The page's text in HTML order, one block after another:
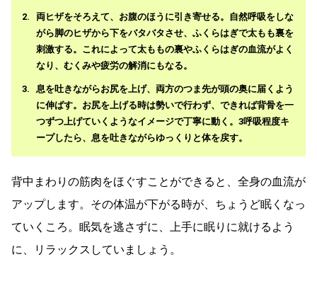
両ヒザをそろえて、お腹のほうに引き寄せる。自然呼吸をしな
がら脚のヒザから下をバタバタさせ、ふくらはぎで太もも裏を
刺激する。これによって太ももの裏やふくらはぎの血流がよく
なり、むくみや疲労の解消にもなる。
息を吐きながらお尻を上げ、両方のつま先が頭の奥に届くよう
に伸ばす。お尻を上げる時は勢いで行わず、できれば背骨を一
つずつ上げていくようなイメージで丁寧に動く。3呼吸程度キ
ープしたら、息を吐きながらゆっくりと体を戻す。
背中まわりの筋肉をほぐすことができると、全身の血流が
アップします。その体温が下がる時が、ちょうど眠くなっ
ていくころ。眠気を逃さずに、上手に眠りに就けるよう
に、リラックスしていましょう。